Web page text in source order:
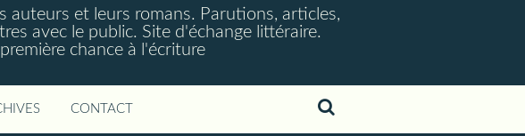
auteurs et leurs romans. Parutions, articles,
avec le public. Site d'échange littéraire.
chance à l'écriture
CONTACT